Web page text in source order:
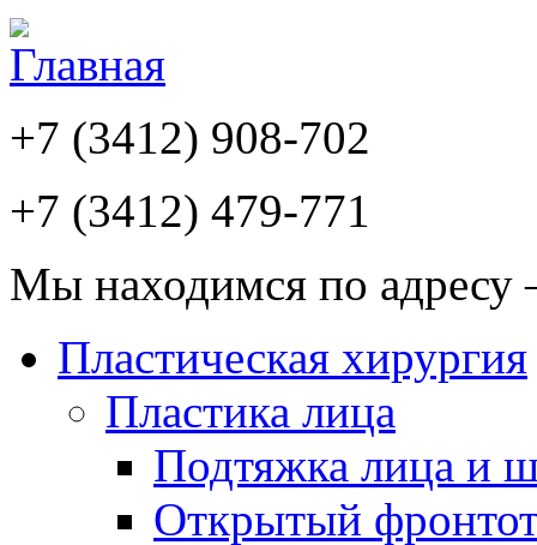
+7 (3412) 908-702
+7 (3412) 479-771
Мы находимся по
Пластическая хирургия
Пластика лица
Подтяжка лица и
Открытый